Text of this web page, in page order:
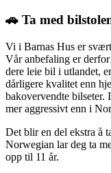
🚗 Ta med
Vi i Barnas Hus er
Vår anbefaling er derfor
dere leie bil i utlandet,
dårligere kvalitet enn
bakovervendte bilseter.
mer aggressivt enn i
Det blir en del ekstra å
Norwegian lar deg ta
opp til 11 år.